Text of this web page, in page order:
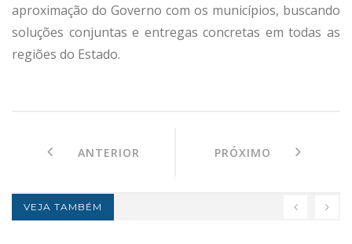
aproximação do Governo com os municípios, buscando
soluções conjuntas e entregas concretas em todas as
regiões do Estado.
ANTERIOR PRÓXIMO
VEJA TAMBÉM